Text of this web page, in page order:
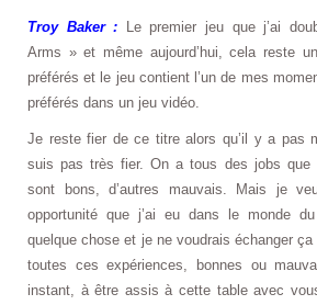
Troy Baker : Le premier jeu que j’ai
Arms » et même aujourd’hui, cela reste
préférés et le jeu contient l’un de mes
préférés dans un jeu vidéo.
Je reste fier de ce titre alors qu’il y a pas
suis pas très fier. On a tous des jobs que
sont bons, d’autres mauvais. Mais je
opportunité que j’ai eu dans le monde
quelque chose et je ne voudrais échanger
toutes ces expériences, bonnes ou
instant, à être assis à cette table avec